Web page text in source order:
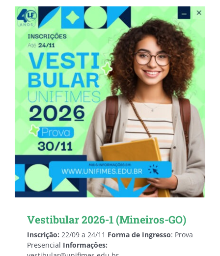
Vestibular 2026-1 (Mineiros-GO)
Inscrição: 22/09 a 24/11 Forma de Ingresso: Prova
Presencial Informações: